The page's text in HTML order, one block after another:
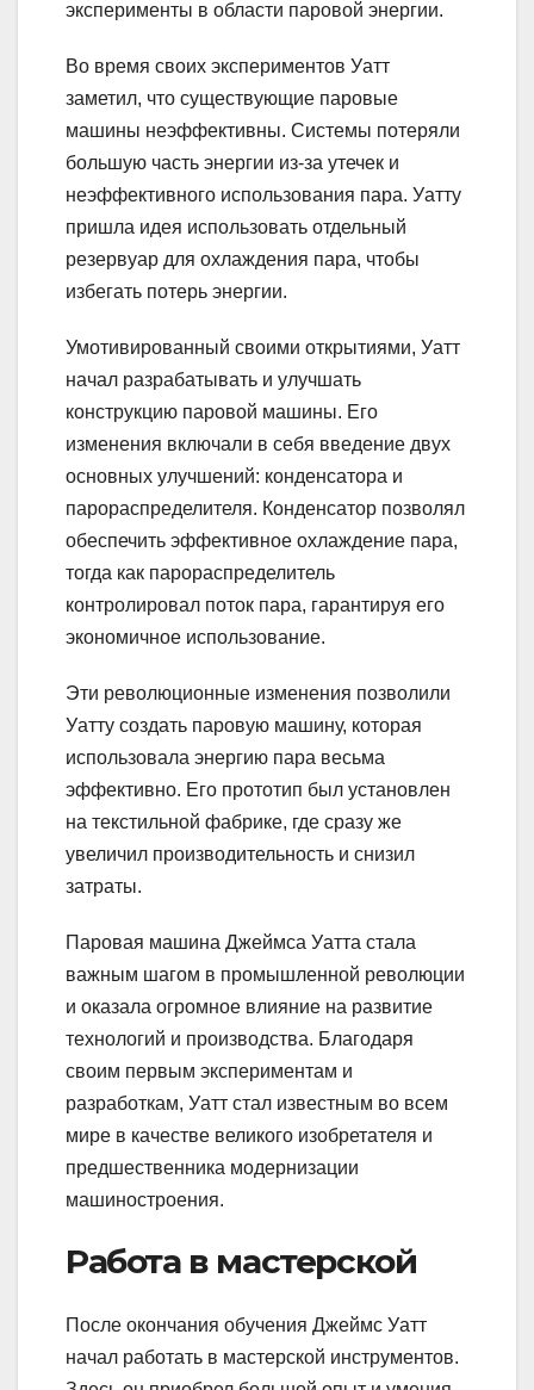
эксперименты в области паровой энергии.
Во время своих экспериментов Уатт
заметил, что существующие паровые
машины неэффективны. Системы потеряли
большую часть энергии из-за утечек и
неэффективного использования пара. Уатту
пришла идея использовать отдельный
резервуар для охлаждения пара, чтобы
избегать потерь энергии.
Умотивированный своими открытиями, Уатт
начал разрабатывать и улучшать
конструкцию паровой машины. Его
изменения включали в себя введение двух
основных улучшений: конденсатора и
парораспределителя. Конденсатор позволял
обеспечить эффективное охлаждение пара,
тогда как парораспределитель
контролировал поток пара, гарантируя его
экономичное использование.
Эти революционные изменения позволили
Уатту создать паровую машину, которая
использовала энергию пара весьма
эффективно. Его прототип был установлен
на текстильной фабрике, где сразу же
увеличил производительность и снизил
затраты.
Паровая машина Джеймса Уатта стала
важным шагом в промышленной революции
и оказала огромное влияние на развитие
технологий и производства. Благодаря
своим первым экспериментам и
разработкам, Уатт стал известным во всем
мире в качестве великого изобретателя и
предшественника модернизации
машиностроения.
Работа в мастерской
После окончания обучения Джеймс Уатт
начал работать в мастерской инструментов.